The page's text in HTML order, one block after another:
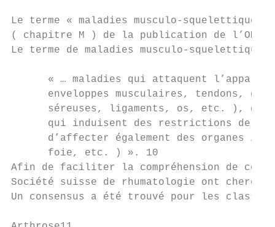
Le terme « maladies musculo-
( chapitre M ) de la publication de
Le terme de maladies musculo-
« … maladies qui attaquent
enveloppes musculaires, tendons,
séreuses, ligaments, os, etc. ), qui
qui induisent des restrictions de
d’affecter également des organes
      foie, etc. ) ». 10
Afin de faciliter la compréhension de ces
Société suisse de rhumatologie ont
Un consensus a été trouvé pour les